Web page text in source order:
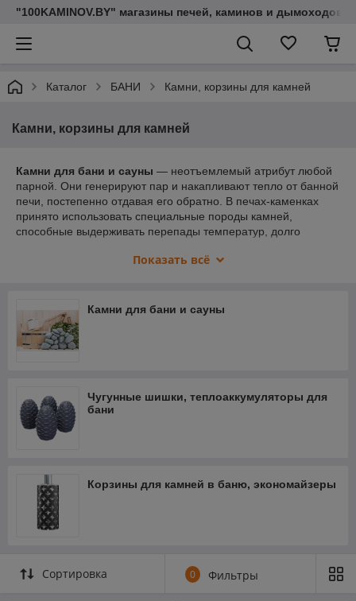
"100KAMINOV.BY" магазины печей, каминов и дымоходов
Каталог БАНИ Камни, корзины для камней
Камни, корзины для камней
Камни для бани и сауны ― неотъемлемый атрибут любой
парной. Они генерируют пар и накапливают тепло от банной
печи, постепенно отдавая его обратно. В печах-каменках
принято использовать специальные породы камней,
способные выдерживать перепады температур, долго
Показать всё
Камни для бани и сауны
Чугунные шишки, теплоаккумуляторы для
бани
Корзины для камней в баню, экономайзеры
Сортировка 0 Фильтры